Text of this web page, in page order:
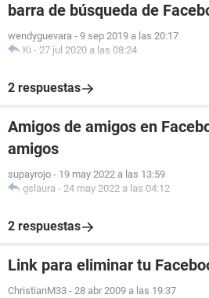
barra de búsqueda de
wendyguevara - 9 sep 2019 a las 20:17
Ki - 27 jul 2020 a las 08:24
2 respuestas
Amigos de amigos en
amigos
supayrojo - 19 may 2022 a las 13:59
gslaura - 24 may 2022 a las 04:12
2 respuestas
Link para eliminar tu
ChristianM33 - 28 abr 2009 a las 19:37